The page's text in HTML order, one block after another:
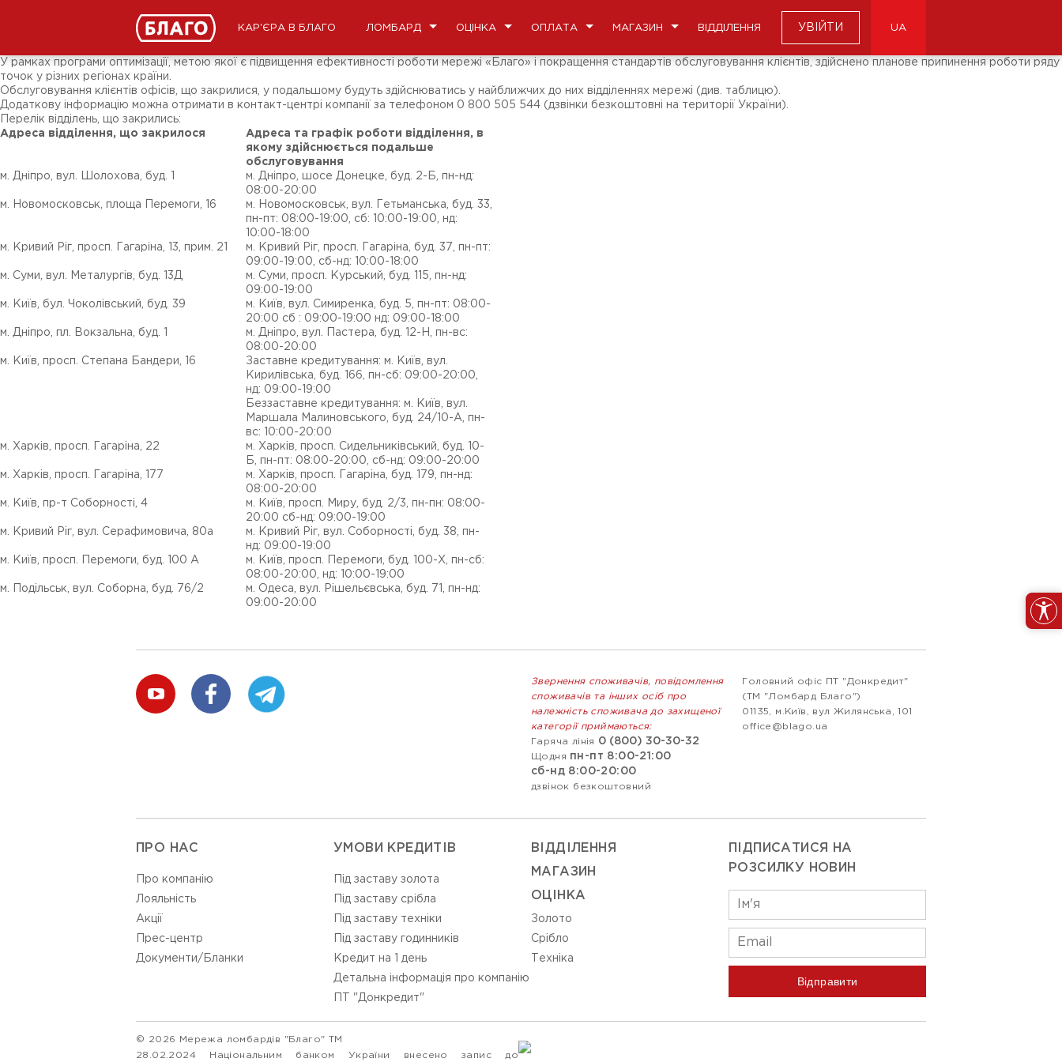
КАР'ЄРА В БЛАГО ЛОМБАРД ОЦІНКА ОПЛАТА МАГАЗИН ВІДДІЛЕННЯ УВІЙТИ UA
Підписники соц-мереж
У рамках програми оптимізації, метою якої є підвищення ефективності роботи мережі «Благо» і покращення стандартів обслуговування клієнтів, здійснено планове припинення роботи ряду
точок у різних регіонах країни.
Обслуговування клієнтів офісів, що закрилися, у подальшому будуть здійснюватись у найближчих до них відділеннях мережі (див. таблицю).
Додаткову інформацію можна отримати в контакт-центрі компанії за телефоном 0 800 505 544 (дзвінки безкоштовні на території України).
Перелік відділень, що закрились:
Адреса відділення, що закрилося
Адреса та графік роботи відділення, в
якому здійснюється подальше
обслуговування
м. Дніпро, вул. Шолохова, буд. 1
м. Дніпро, шосе Донецке, буд. 2-Б, пн-нд:
08:00-20:00
м. Новомосковськ, площа Перемоги, 16
м. Новомосковськ, вул. Гетьманська, буд. 33,
пн-пт: 08:00-19:00, сб: 10:00-19:00, нд:
10:00-18:00
м. Кривий Ріг, просп. Гагаріна, 13, прим. 21
м. Кривий Ріг, просп. Гагаріна, буд. 37, пн-пт:
09:00-19:00, сб-нд: 10:00-18:00
м. Суми, вул. Металургів, буд. 13Д
м. Суми, просп. Курський, буд. 115, пн-нд:
09:00-19:00
м. Київ, бул. Чоколівський, буд. 39
м. Київ, вул. Симиренка, буд. 5, пн-пт: 08:00-
20:00 сб : 09:00-19:00 нд: 09:00-18:00
м. Дніпро, пл. Вокзальна, буд. 1
м. Дніпро, вул. Пастера, буд. 12-Н, пн-вс:
08:00-20:00
м. Київ, просп. Степана Бандери, 16
Заставне кредитування: м. Київ, вул.
Кирилівська, буд. 166, пн-сб: 09:00-20:00,
нд: 09:00-19:00
Беззаставне кредитування: м. Київ, вул.
Маршала Малиновського, буд. 24/10-А, пн-
вс: 10:00-20:00
м. Харків, просп. Гагаріна, 22
м. Харків, просп. Сидельниківський, буд. 10-
Б, пн-пт: 08:00-20:00, сб-нд: 09:00-20:00
м. Харків, просп. Гагаріна, 177
м. Харків, просп. Гагаріна, буд. 179, пн-нд:
08:00-20:00
м. Київ, пр-т Соборності, 4
м. Київ, просп. Миру, буд. 2/3, пн-пн: 08:00-
20:00 сб-нд: 09:00-19:00
м. Кривий Ріг, вул. Серафимовича, 80а
м. Кривий Ріг, вул. Соборності, буд. 38, пн-
нд: 09:00-19:00
м. Київ, просп. Перемоги, буд. 100 А
м. Київ, просп. Перемоги, буд. 100-Х, пн-сб:
08:00-20:00, нд: 10:00-19:00
м. Подільськ, вул. Соборна, буд. 76/2
м. Одеса, вул. Рішельєвська, буд. 71, пн-нд:
09:00-20:00
Звернення споживачів, повідомлення
споживачів та інших осіб про
належність споживача до захищеної
категорії приймаються:
Гаряча лінія
0 (800) 30-30-32
Щодня пн-пт 8:00-21:00
сб-нд 8:00-20:00
дзвінок безкоштовний
Головний офіс ПТ "Донкредит"
(ТМ "Ломбард Благо")
01135, м.Київ, вул Жилянська, 101
office@blago.ua
ПРО НАС
Про компанію
Лояльність
Акції
Прес-центр
Документи/Бланки
УМОВИ КРЕДИТІВ
Під заставу золота
Під заставу срібла
Під заставу техніки
Під заставу годинників
Кредит на 1 день
Детальна інформація про компанію
ПТ "Донкредит"
ВIДДIЛЕННЯ
МАГАЗИН
ОЦIНКА
Золото
Срiбло
Технiка
ПІДПИСАТИСЯ НА
РОЗСИЛКУ НОВИН
Відправити
© 2026 Мережа ломбардів "Благо" ТМ
28.02.2024 Національним банком України внесено запис до